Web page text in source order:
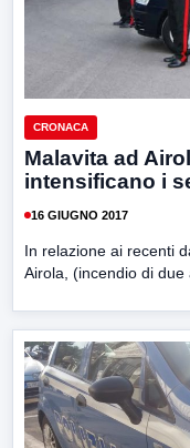
CRONACA
Malavita ad
intensificano i
16 GIUGNO 2017
In relazione ai recenti
Airola, (incendio di due